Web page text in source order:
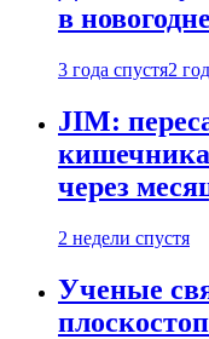
в
3 года спустя2
JIM:
через
2 недели спустя
Ученые